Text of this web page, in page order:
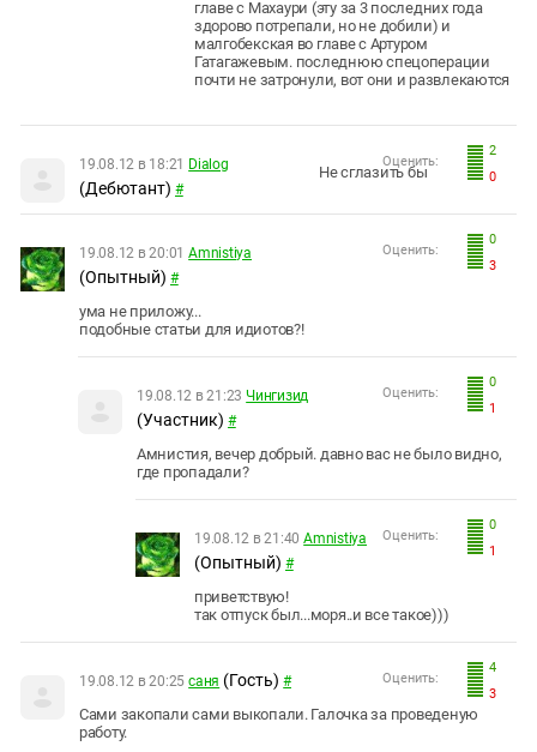
главе с Махаури (эту за 3 последних года
здорово потрепали, но не добили) и
малгобекская во главе с Артуром
Гатагажевым. последнюю спецоперации
почти не затронули, вот они и развлекаются
2
0
Оценить:
19.08.12 в 18:21 Dialog
(Дебютант) #
Не сглазить бы
0
3
Оценить:
19.08.12 в 20:01 Amnistiya
(Опытный) #
ума не приложу...
подобные статьи для идиотов?!
0
1
Оценить:
19.08.12 в 21:23 Чингизид
(Участник) #
Амнистия, вечер добрый. давно вас не было видно,
где пропадали?
0
1
Оценить:
19.08.12 в 21:40 Amnistiya
(Опытный) #
приветствую!
так отпуск был...моря..и все такое)))
4
3
Оценить:
19.08.12 в 20:25 саня (Гость) #
Сами закопали сами выкопали. Галочка за проведеную
работу.